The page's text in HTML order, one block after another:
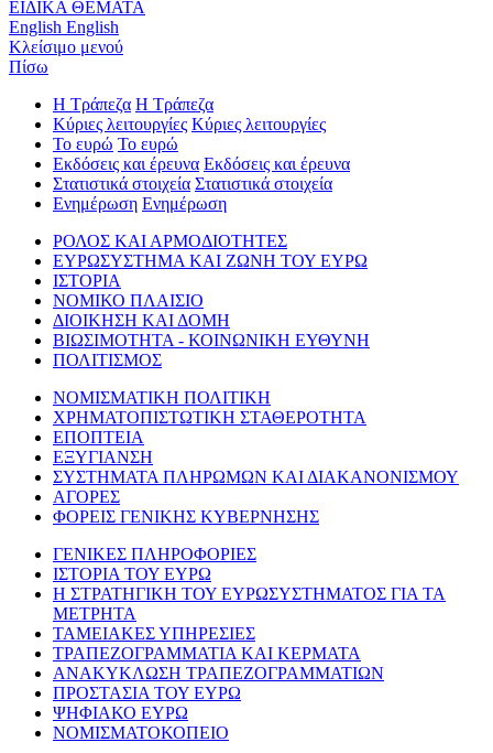
ΕΙΔΙΚΑ ΘΕΜΑΤΑ
English English
Κλείσιμο μενού
Πίσω
Η Τράπεζα Η Τράπεζα
Κύριες λειτουργίες Κύριες λειτουργίες
Το ευρώ Το ευρώ
Εκδόσεις και έρευνα Εκδόσεις και έρευνα
Στατιστικά στοιχεία Στατιστικά στοιχεία
Ενημέρωση Ενημέρωση
ΡΟΛΟΣ ΚΑΙ ΑΡΜΟΔΙΟΤΗΤΕΣ
ΕΥΡΩΣΥΣΤΗΜΑ ΚΑΙ ΖΩΝΗ ΤΟΥ ΕΥΡΩ
ΙΣΤΟΡΙΑ
ΝΟΜΙΚΟ ΠΛΑΙΣΙΟ
ΔΙΟΙΚΗΣΗ ΚΑΙ ΔΟΜΗ
ΒΙΩΣΙΜΟΤΗΤΑ - ΚΟΙΝΩΝΙΚΗ ΕΥΘΥΝΗ
ΠΟΛΙΤΙΣΜΟΣ
ΝΟΜΙΣΜΑΤΙΚΗ ΠΟΛΙΤΙΚΗ
ΧΡΗΜΑΤΟΠΙΣΤΩΤΙΚΗ ΣΤΑΘΕΡΟΤΗΤΑ
ΕΠΟΠΤΕΙΑ
ΕΞΥΓΙΑΝΣΗ
ΣΥΣΤΗΜΑΤΑ ΠΛΗΡΩΜΩΝ ΚΑΙ ΔΙΑΚΑΝΟΝΙΣΜΟΥ
ΑΓΟΡΕΣ
ΦΟΡΕΙΣ ΓΕΝΙΚΗΣ ΚΥΒΕΡΝΗΣΗΣ
ΓΕΝΙΚΕΣ ΠΛΗΡΟΦΟΡΙΕΣ
ΙΣΤΟΡΙΑ ΤΟΥ ΕΥΡΩ
Η ΣΤΡΑΤΗΓΙΚΗ ΤΟΥ ΕΥΡΩΣΥΣΤΗΜΑΤΟΣ ΓΙΑ ΤΑ
ΜΕΤΡΗΤΑ
ΤΑΜΕΙΑΚΕΣ ΥΠΗΡΕΣΙΕΣ
ΤΡΑΠΕΖΟΓΡΑΜΜΑΤΙΑ ΚΑΙ ΚΕΡΜΑΤΑ
ΑΝΑΚΥΚΛΩΣΗ ΤΡΑΠΕΖΟΓΡΑΜΜΑΤΙΩΝ
ΠΡΟΣΤΑΣΙΑ ΤΟΥ ΕΥΡΩ
ΨΗΦΙΑΚΟ ΕΥΡΩ
ΝΟΜΙΣΜΑΤΟΚΟΠΕΙΟ